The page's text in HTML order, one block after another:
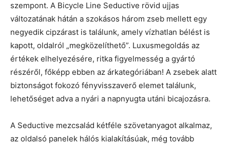
szempont. A Bicycle Line Seductive rövid ujjas
változatának hátán a szokásos három zseb mellett egy
negyedik cipzárast is találunk, amely vízhatlan bélést is
kapott, oldalról „megközelíthető”. Luxusmegoldás az
értékek elhelyezésére, ritka figyelmesség a gyártó
részéről, főképp ebben az árkategóriában! A zsebek alatt
biztonságot fokozó fényvisszaverő elemet találunk,
lehetőséget adva a nyári a napnyugta utáni bicajozásra.
A Seductive mezcsalád kétféle szövetanyagot alkalmaz,
az oldalsó panelek hálós kialakításúak, még tovább